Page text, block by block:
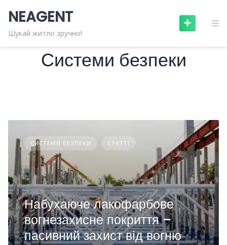
content
NEAGENT
Шукай житло зручно!
Системи безпеки
СИСТЕМИ БЕЗПЕКИ СТАТТІ
Набухаюче лакофарбове
вогнезахисне покриття –
пасивний захист від вогню